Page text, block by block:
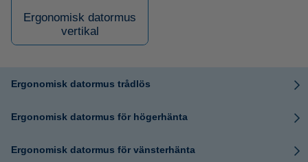
Ergonomisk datormus
vertikal
Ergonomisk datormus trådlös
Ergonomisk datormus för högerhänta
Ergonomisk datormus för vänsterhänta